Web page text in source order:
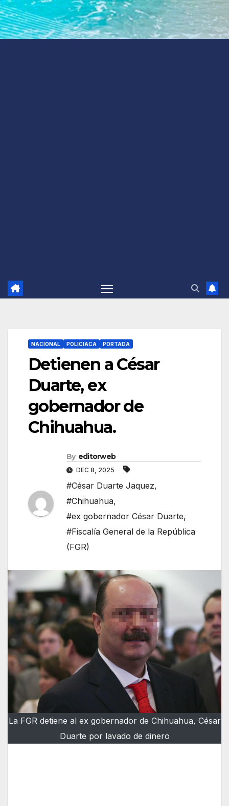
NACIONAL POLICIACA PORTADA
Detienen a César
Duarte, ex
gobernador de
Chihuahua.
By editorweb
DEC 8, 2025
#César Duarte Jaquez,
#Chihuahua,
#ex gobernador César Duarte,
#Fiscalía General de la República
(FGR)
La FGR detiene al ex gobernador de Chihuahua, César
Duarte por lavado de dinero